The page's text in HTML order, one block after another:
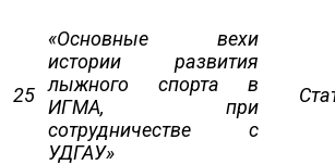
25
«Основные вехи
истории развития
лыжного спорта в
ИГМА, при
сотрудничестве с
УДГАУ»